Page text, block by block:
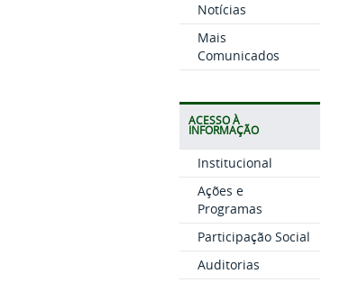
Notícias
Mais
Comunicados
ACESSO À
INFORMAÇÃO
Institucional
Ações e
Programas
Participação Social
Auditorias